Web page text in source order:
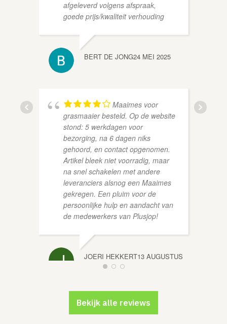
afgeleverd volgens afspraak,
goede prijs/kwaliteit verhouding
BERT DE JONG24 MEI 2025
Maaimes voor
grasmaaier besteld. Op de website
stond: 5 werkdagen voor
bezorging, na 6 dagen niks
gehoord, en contact opgenomen.
Artikel bleek niet voorradig, maar
na snel schakelen met andere
leveranciers alsnog een Maaimes
gekregen. Een pluim voor de
persoonlijke hulp en aandacht van
de medewerkers van Plusjop!
JOERI HEKKERT13 AUGUSTUS
Bekijk alle reviews